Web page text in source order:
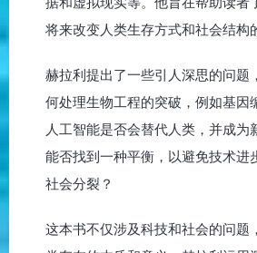
将来改变人类生存方式和社会结构
赫拉利提出了一些引人深思的问题
何处理生物工程的突破，例如基因
人工智能是否会替代人类，并成为
能否找到一种平衡，以避免技术进
社会分裂？
这本书不仅涉及科技和社会的问题